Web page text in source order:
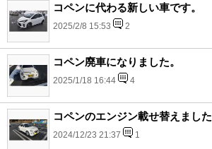
コペンに代わる新しい車です。
2025/2/8 15:53 2
コペン廃車になりました。
2025/1/18 16:44 4
コペンのエンジン載せ替えました
2024/12/23 21:37 1